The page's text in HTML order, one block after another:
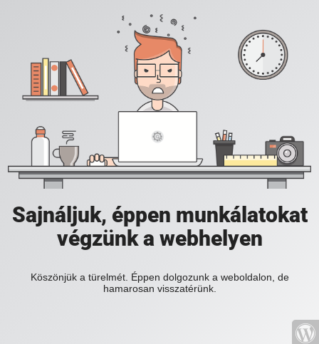
Sajnáljuk, éppen munkálatokat
végzünk a webhelyen
Köszönjük a türelmét. Éppen dolgozunk a weboldalon, de
hamarosan visszatérünk.